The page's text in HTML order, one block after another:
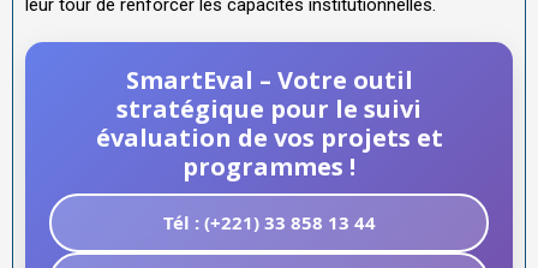
leur tour de renforcer les capacités institutionnelles.
SmartEval – Votre outil
stratégique pour le suivi
évaluation de vos projets et
programmes !
Tél : (+221) 33 858 13 44